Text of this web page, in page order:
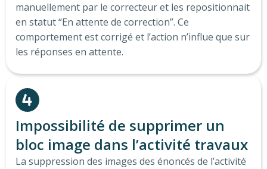
manuellement par le correcteur et les repositionnait
en statut “En attente de correction”. Ce
comportement est corrigé et l’action n’influe que sur
les réponses en attente.
Impossibilité de supprimer un
bloc image dans l’activité travaux​
La suppression des images des énoncés de l’activité